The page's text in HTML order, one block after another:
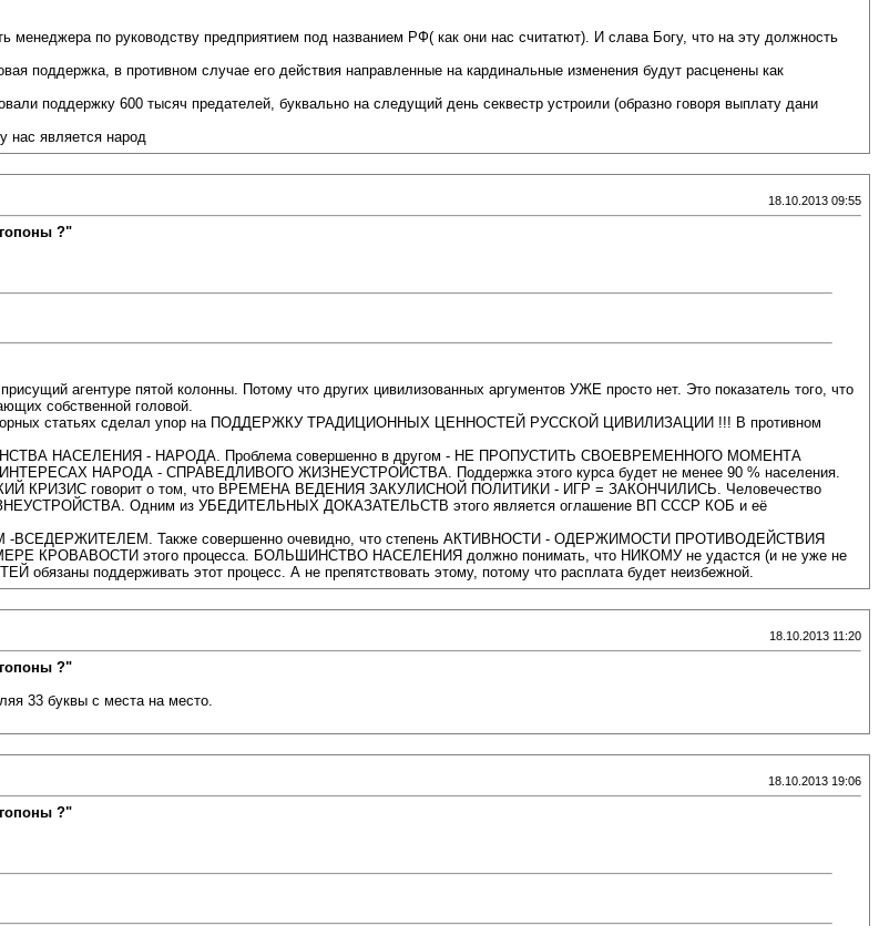
по руководству предприятием под названием РФ( как они нас считатют). И слава Богу, что на эту должность
поддержка, в противном случае его действия направленные на кардинальные изменения будут расценены как
поддержку 600 тысяч предателей, буквально на следущий день секвестр устроили (образно говоря выплату дани
нас является народ
18.10.2013 09:55
?"
агентуре пятой колонны. Потому что других цивилизованных аргументов УЖЕ просто нет. Это показатель того, что
собственной головой.
статьях сделал упор на ПОДДЕРЖКУ ТРАДИЦИОННЫХ ЦЕННОСТЕЙ РУССКОЙ ЦИВИЛИЗАЦИИ !!! В противном
НАСЕЛЕНИЯ - НАРОДА. Проблема совершенно в другом - НЕ ПРОПУСТИТЬ СВОЕВРЕМЕННОГО МОМЕНТА
НАРОДА - СПРАВЕДЛИВОГО ЖИЗНЕУСТРОЙСТВА. Поддержка этого курса будет не менее 90 % населения.
говорит о том, что ВРЕМЕНА ВЕДЕНИЯ ЗАКУЛИСНОЙ ПОЛИТИКИ - ИГР = ЗАКОНЧИЛИСЬ. Человечество
Одним из УБЕДИТЕЛЬНЫХ ДОКАЗАТЕЛЬСТВ этого является оглашение ВП СССР КОБ и её
-ВСЕДЕРЖИТЕЛЕМ. Также совершенно очевидно, что степень АКТИВНОСТИ - ОДЕРЖИМОСТИ ПРОТИВОДЕЙСТВИЯ
этого процесса. БОЛЬШИНСТВО НАСЕЛЕНИЯ должно понимать, что НИКОМУ не удастся (и не уже не
поддерживать этот процесс. А не препятствовать этому, потому что расплата будет неизбежной.
18.10.2013 11:20
?"
33 буквы с места на место.
18.10.2013 19:06
?"